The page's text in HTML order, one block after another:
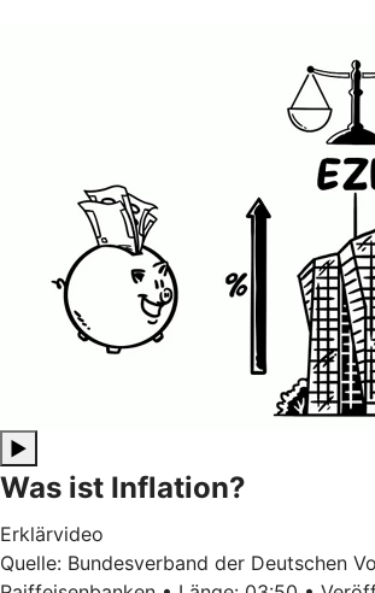
▶
Was ist Inflation?
Erklärvideo
Quelle: Bundesverband der Deutschen